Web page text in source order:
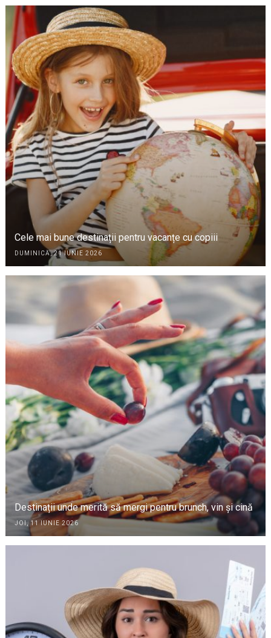
Cele mai bune destinații pentru vacanțe cu copiii
DUMINICĂ, 21 IUNIE 2026
Destinații unde merită să mergi pentru brunch, vin și cină
JOI, 11 IUNIE 2026